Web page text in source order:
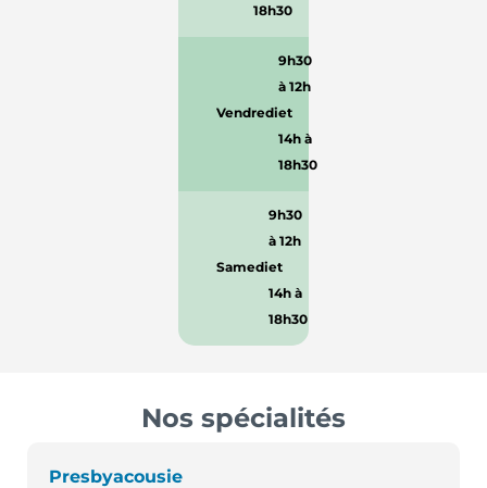
18h30
Vendredi
9h30
à 12h
et
14h à
18h30
Samedi
9h30
à 12h
et
14h à
18h30
Nos spécialités
Presbyacousie